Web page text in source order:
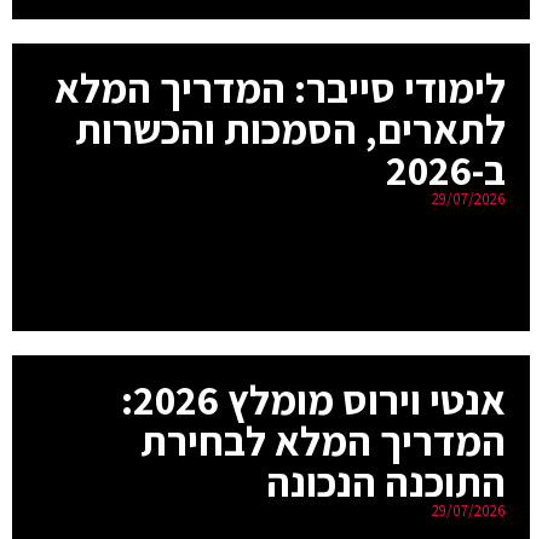
לימודי סייבר: המדריך המלא
לתארים, הסמכות והכשרות
ב-2026
29/07/2026
אנטי וירוס מומלץ 2026:
המדריך המלא לבחירת
התוכנה הנכונה
29/07/2026